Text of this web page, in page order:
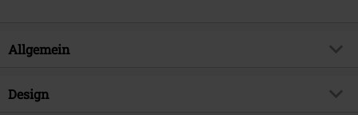
Allgemein
Artikelnummer:
Design